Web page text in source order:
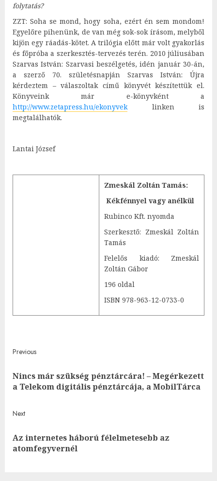
folytatás?
ZZT: Soha se mond, hogy soha, ezért én sem mondom!
Egyelőre pihenünk, de van még sok-sok írásom, melyből
kijön egy ráadás-kötet. A trilógia előtt már volt gyakorlás
és főpróba a szerkesztés-tervezés terén. 2010 júliusában
Szarvas István: Szarvasi beszélgetés, idén január 30-án,
a szerző 70. születésnapján Szarvas István: Újra
kérdeztem – válaszoltak című könyvét készítettük el.
Könyveink már e-könyvként a
http://www.zetapress.hu/ekonyveklinken is
megtalálhatók.
Lantai József
Zmeskál Zoltán Tamás:
Kékfénnyel vagy anélkül
Rubinco Kft. nyomda
Szerkesztő: Zmeskál Zoltán
Tamás
Felelős kiadó: Zmeskál
Zoltán Gábor
196 oldal
ISBN 978-963-12-0733-0
Post
navigation
Previous
Nincs már szükség pénztárcára! – Megérkezett
a Telekom digitális pénztárcája, a MobilTárca
Next
Next
post:
Az internetes háború félelmetesebb az
atomfegyvernél